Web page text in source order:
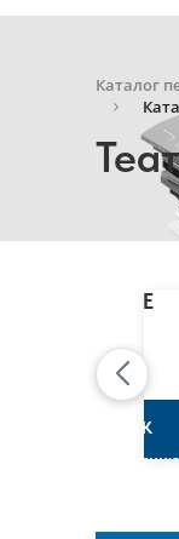
Каталог
CLAIRE
МАРИ
КЛЭР
К
изданию